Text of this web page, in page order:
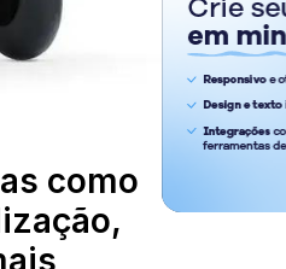
como